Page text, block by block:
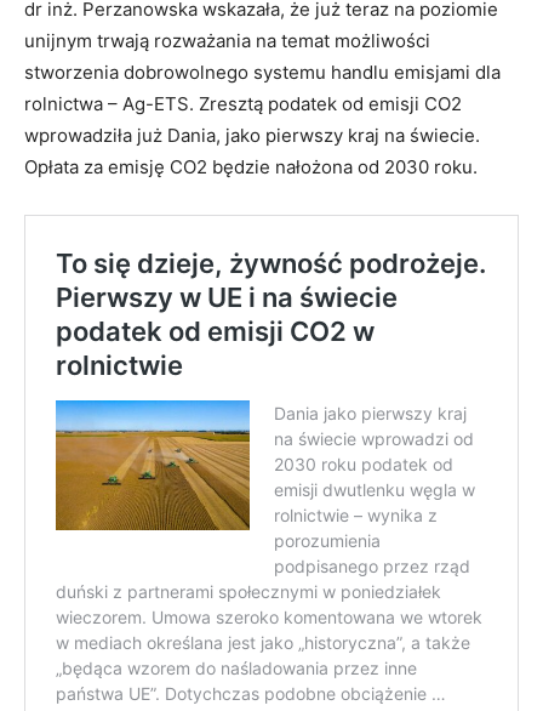
dr inż. Perzanowska wskazała, że już teraz na poziomie
unijnym trwają rozważania na temat możliwości
stworzenia dobrowolnego systemu handlu emisjami dla
rolnictwa – Ag-ETS. Zresztą podatek od emisji CO2
wprowadziła już Dania, jako pierwszy kraj na świecie.
Opłata za emisję CO2 będzie nałożona od 2030 roku.